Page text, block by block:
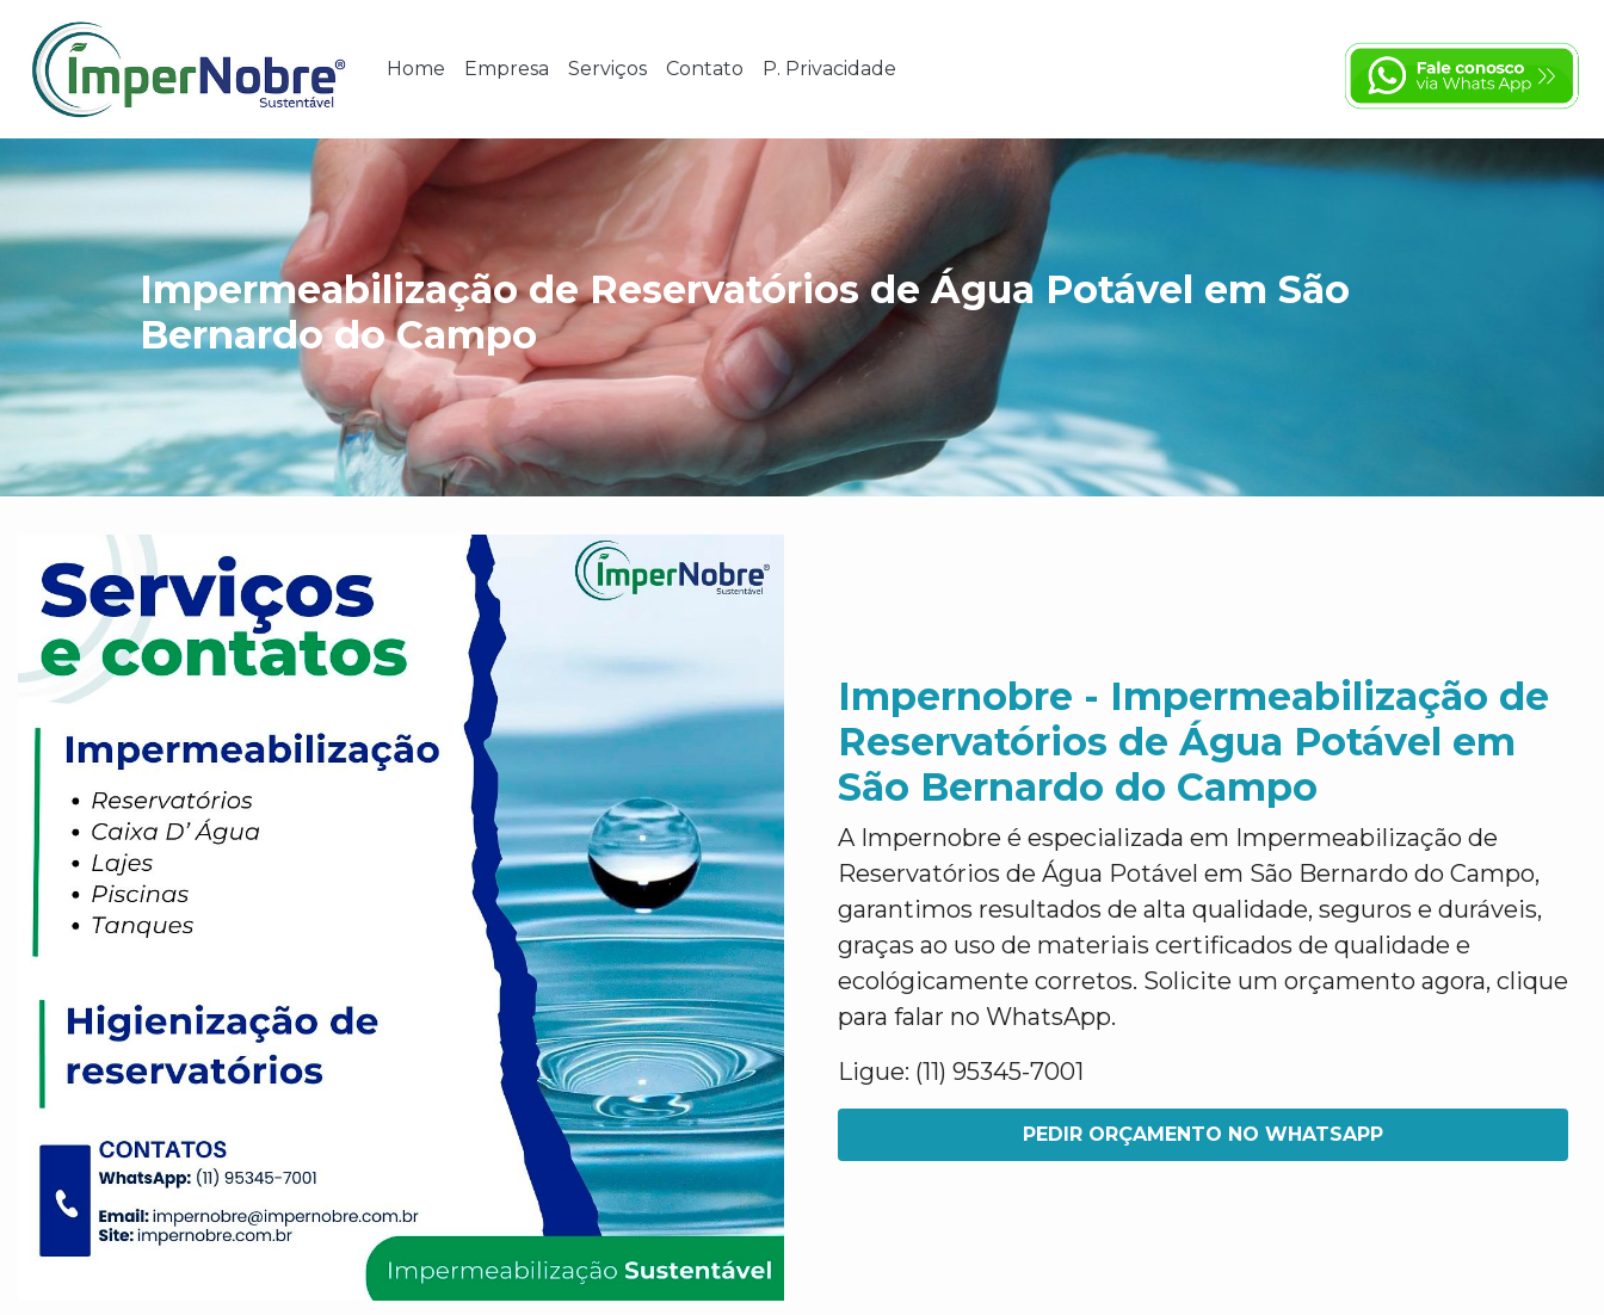
Home Empresa Serviços Contato P. Privacidade
Impermeabilização de Reservatórios de Água Potável em São
Bernardo do Campo
Impernobre - Impermeabilização de
Reservatórios de Água Potável em
São Bernardo do Campo
A Impernobre é especializada em Impermeabilização de
Reservatórios de Água Potável em São Bernardo do Campo,
garantimos resultados de alta qualidade, seguros e duráveis,
graças ao uso de materiais certificados de qualidade e
ecológicamente corretos. Solicite um orçamento agora, clique
para falar no WhatsApp.
Ligue: (11) 95345-7001
PEDIR ORÇAMENTO NO WHATSAPP